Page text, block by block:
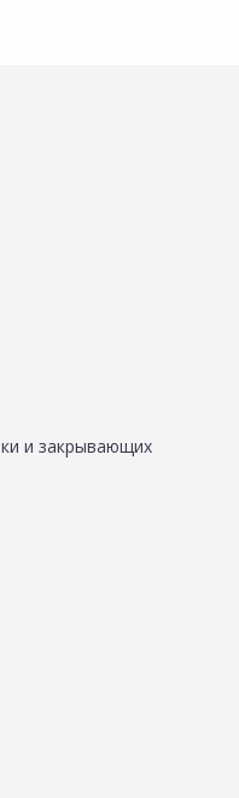
и закрывающих